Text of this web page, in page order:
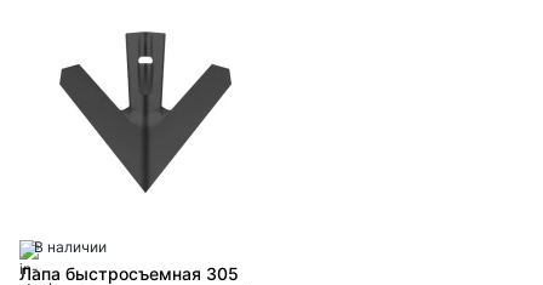
В наличии
Лапа быстросъемная 305